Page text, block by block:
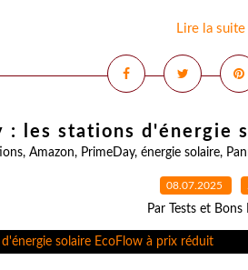
Lire la suite
: les stations d'énergie
, Amazon, PrimeDay, énergie solaire,
08.07.2025
Par Tests et Bons